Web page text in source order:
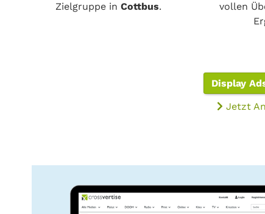
Zielgruppe inCottbus.
vollen
Display
Jetzt